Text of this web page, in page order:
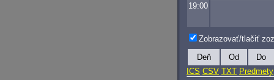
19:00
Zobrazovať/tlačiť
Deň Od
Do
ICS CSV TXT Predmety